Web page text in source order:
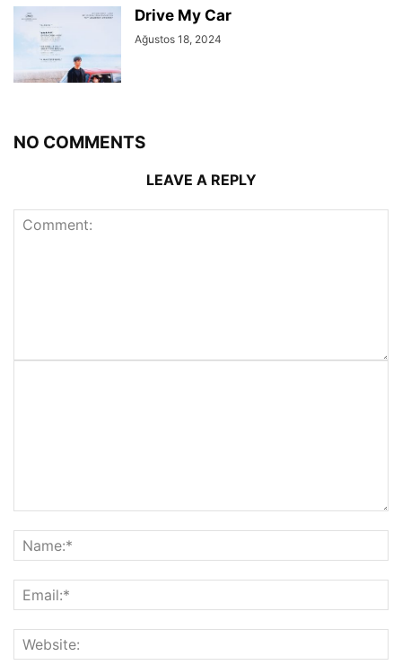
Drive My Car
Ağustos 18, 2024
NO COMMENTS
LEAVE A REPLY